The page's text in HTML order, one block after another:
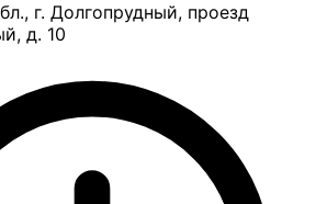
г. Долгопрудный, проезд
д. 10